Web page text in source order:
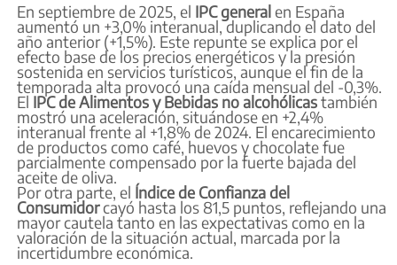
En septiembre de 2025, el IPC generalen España
aumentó un +3,0% interanual, duplicando el dato del
año anterior (+1,5%). Este repunte se explica por el
efecto base de los precios energéticos y la presión
sostenida en servicios turísticos, aunque el fin de la
temporada alta provocó una caída mensual del -0,3%.
El IPC de Alimentos y Bebidas no alcohólicastambién
mostró una aceleración, situándose en +2,4%
interanual frente al +1,8% de 2024. El encarecimiento
de productos como café, huevos y chocolate fue
parcialmente compensado por la fuerte bajada del
aceite de oliva.
Por otra parte, el Índice de Confianza del
Consumidorcayó hasta los 81,5 puntos, reflejando una
mayor cautela tanto en las expectativas como en la
valoración de la situación actual, marcada por la
incertidumbre económica.